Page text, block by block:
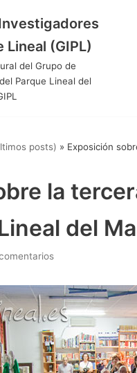
Lineal (GIPL)
del Grupo de
Parque Lineal del
posts) » Exposición
la
del